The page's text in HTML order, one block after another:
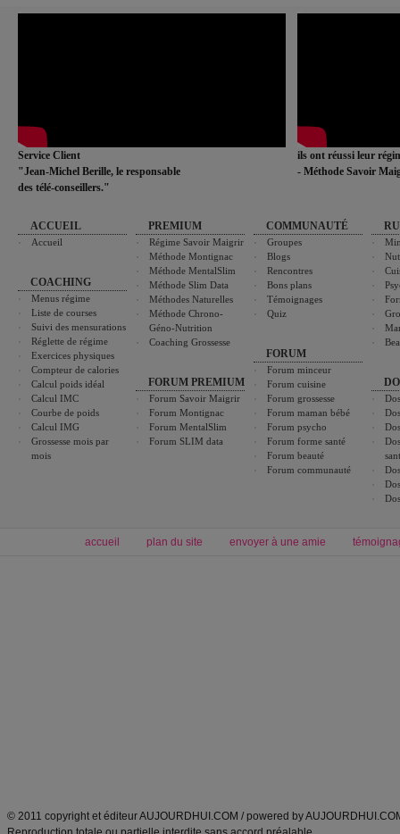
Service Client
"Jean-Michel Berille, le responsable
des télé-conseillers."
ils ont réussi leur
- Méthode Savoir
ACCUEIL
Accueil
COACHING
Menus régime
Liste de courses
Suivi des mensurations
Réglette de régime
Exercices physiques
Compteur de calories
Calcul poids idéal
Calcul IMC
Courbe de poids
Calcul IMG
Grossesse mois par
mois
PREMIUM
Régime Savoir Maigrir
Méthode Montignac
Méthode MentalSlim
Méthode Slim Data
Méthodes Naturelles
Méthode Chrono-
Géno-Nutrition
Coaching Grossesse
FORUM PREMIUM
Forum Savoir Maigrir
Forum Montignac
Forum MentalSlim
Forum SLIM data
COMMUNAUTÉ
Groupes
Blogs
Rencontres
Bons plans
Témoignages
Quiz
FORUM
Forum minceur
Forum cuisine
Forum grossesse
Forum maman bébé
Forum psycho
Forum forme santé
Forum beauté
Forum communauté
accueil plan du site envoyer à une amie
© 2011 copyright et éditeur AUJOURDHUI.COM / powered by